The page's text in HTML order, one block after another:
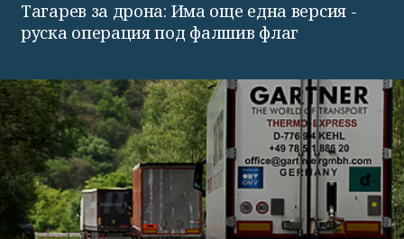
Тагарев за дрона: Има още една версия -
руска операция под фалшив флаг